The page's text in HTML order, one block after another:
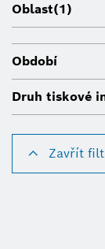
Oblast(1)
Období
Druh tiskové
Zavřít